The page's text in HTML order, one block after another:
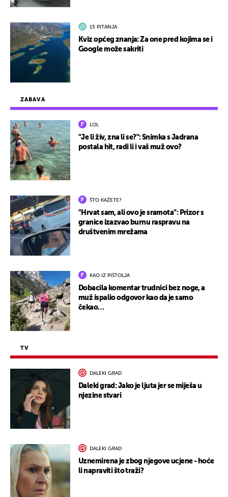
ZABAVA
LOL
"Je li živ, zna li se?": Snimka s Jadrana
postala hit, radi li i vaš muž ovo?
ŠTO KAŽETE?
"Hrvat sam, ali ovo je sramota": Prizor s
granice izazvao burnu raspravu na
društvenim mrežama
KAO IZ PIŠTOLJA
Dobacila komentar trudnici bez noge, a
muž ispalio odgovor kao da je samo
čekao…
TV
DALEKI GRAD
Daleki grad: Jako je ljuta jer se miješa u
njezine stvari
DALEKI GRAD
Uznemirena je zbog njegove ucjene - hoće
li napraviti što traži?
15 PITANJA
Kviz općeg znanja: Za one pred kojima se i
Google može sakriti